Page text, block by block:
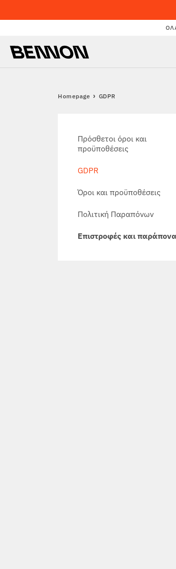
Homepage GDPR
Πρόσθετοι όροι και
προϋποθέσεις
GDPR
Όροι και προϋποθέσεις
Πολιτική Παραπόνων
Επιστροφές και παράπονα